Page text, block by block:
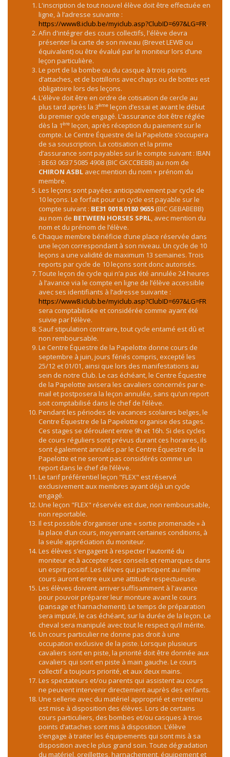
L'inscription de tout nouvel élève doit être effectuée en
ligne, à l’adresse suivante :
https://www8.iclub.be/myiclub.asp?ClubID=697&LG=FR.
Afin d'intégrer des cours collectifs, l'élève devra
présenter la carte de son niveau (Brevet LEWB ou
équivalent) ou être évalué par le moniteur lors d’une
leçon particulière.
Le port de la bombe ou du casque à trois points
d’attaches, et de bottillons avec chaps ou de bottes est
obligatoire lors des leçons.
L’élève doit être en ordre de cotisation de cercle au
plus tard après la 3ème leçon d’essai et avant le début
du premier cycle engagé. L’assurance doit être réglée
dès la 1ère leçon, après réception du paiement sur le
compte. Le Centre Équestre de la Papelotte s’occupera
de sa souscription. La cotisation et la prime
d’assurance sont payables sur le compte suivant : IBAN
: BE63 0637 5085 4908 (BIC GKCCBEBB) au nom de
CHIRON ASBL avec mention du nom + prénom du
membre.
Les leçons sont payées anticipativement par cycle de
10 leçons. Le forfait pour un cycle est payable sur le
compte suivant : BE31 0018 0180 9655(BIC GEBABEBB)
au nom de BETWEEN HORSES SPRL, avec mention du
nom et du prénom de l’élève.
Chaque membre bénéficie d’une place réservée dans
une leçon correspondant à son niveau. Un cycle de 10
leçons a une validité de maximum 13 semaines. Trois
reports par cycle de 10 leçons sont donc autorisés.
Toute leçon de cycle qui n’a pas été annulée 24 heures
à l’avance via le compte en ligne de l’élève accessible
avec ses identifiants à l’adresse suivante :
https://www8.iclub.be/myiclub.asp?ClubID=697&LG=FR
sera comptabilisée et considérée comme ayant été
suivie par l’élève.
Sauf stipulation contraire, tout cycle entamé est dû et
non remboursable.
Le Centre Équestre de la Papelotte donne cours de
septembre à juin, jours fériés compris, excepté les
25/12 et 01/01, ainsi que lors des manifestations au
sein de notre Club. Le cas échéant, le Centre Équestre
de la Papelotte avisera les cavaliers concernés par e-
mail et postposera la leçon annulée, sans qu’un report
soit comptabilisé dans le chef de l’élève.
Pendant les périodes de vacances scolaires belges, le
Centre Équestre de la Papelotte organise des stages.
Ces stages se déroulent entre 9h et 16h. Si des cycles
de cours réguliers sont prévus durant ces horaires, ils
sont également annulés par le Centre Équestre de la
Papelotte et ne seront pas considérés comme un
report dans le chef de l’élève.
Le tarif préférentiel leçon "FLEX" est réservé
exclusivement aux membres ayant déjà un cycle
engagé.
Une leçon "FLEX" réservée est due, non remboursable,
non reportable.
Il est possible d’organiser une « sortie promenade » à
la place d’un cours, moyennant certaines conditions, à
la seule appréciation du moniteur.
Les élèves s’engagent à respecter l'autorité du
moniteur et à accepter ses conseils et remarques dans
un esprit positif. Les élèves qui participent au même
cours auront entre eux une attitude respectueuse.
Les élèves doivent arriver suffisamment à l'avance
pour pouvoir préparer leur monture avant le cours
(pansage et harnachement). Le temps de préparation
sera imputé, le cas échéant, sur la durée de la leçon. Le
cheval sera manipulé avec tout le respect qu’il mérite.
Un cours particulier ne donne pas droit à une
occupation exclusive de la piste. Lorsque plusieurs
cavaliers sont en piste, la priorité doit être donnée aux
cavaliers qui sont en piste à main gauche. Le cours
collectif a toujours priorité, et aux deux mains.
Les spectateurs et/ou parents qui assistent au cours
ne peuvent intervenir directement auprès des enfants.
Une sellerie avec du matériel approprié et entretenu
est mise à disposition des élèves. Lors de certains
cours particuliers, des bombes et/ou casques à trois
points d’attaches sont mis à disposition. L’élève
s’engage à traiter les équipements qui sont mis à sa
disposition avec le plus grand soin. Toute dégradation
du matériel, oreillettes, harnachement, équipement et